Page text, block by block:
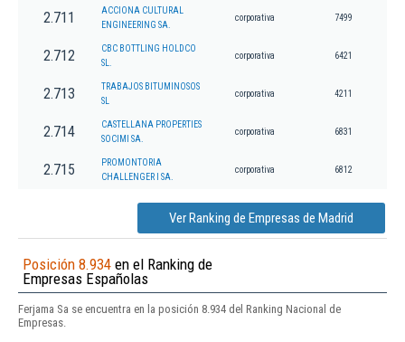
2.711
ACCIONA CULTURAL
ENGINEERING SA.
corporativa 7499
2.712
CBC BOTTLING HOLDCO
SL.
corporativa 6421
2.713
TRABAJOS BITUMINOSOS
SL
corporativa 4211
2.714
CASTELLANA PROPERTIES
SOCIMI SA.
corporativa 6831
2.715
PROMONTORIA
CHALLENGER I SA.
corporativa 6812
Ver Ranking de Empresas de Madrid
Posición 8.934 en el Ranking de
Empresas Españolas
Ferjama Sa se encuentra en la posición 8.934 del Ranking Nacional de
Empresas.